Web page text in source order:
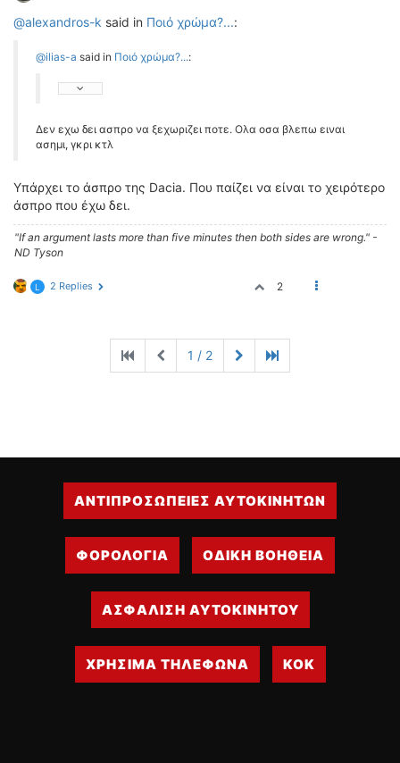
@alexandros-k said in Ποιό χρώμα?...:
@ilias-a said in Ποιό χρώμα?...:
Δεν εχω δει ασπρο να ξεχωριζει ποτε. Ολα οσα βλεπω ειναι
ασημι, γκρι κτλ
Υπάρχει το άσπρο της Dacia. Που παίζει να είναι το χειρότερο
άσπρο που έχω δει.
"If an argument lasts more than five minutes then both sides are wrong." -
ND Tyson
L 2 Replies 2
1 / 2
ΑΝΤΙΠΡΟΣΩΠΕΙΕΣ ΑΥΤΟΚΙΝΗΤΩΝ
ΦΟΡΟΛΟΓΙΑ ΟΔΙΚΗ ΒΟΗΘΕΙΑ
ΑΣΦΑΛΙΣΗ ΑΥΤΟΚΙΝΗΤΟΥ
ΧΡΗΣΙΜΑ ΤΗΛΕΦΩΝΑ ΚΟΚ